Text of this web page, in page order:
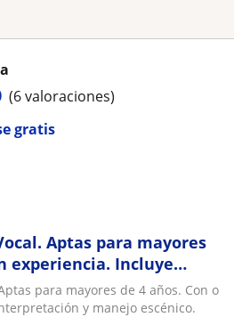
gratis
(6 valoraciones)
Aptas para mayores
experiencia. Incluye
escénico
para mayores de 4 años. Con o
y manejo escénico.